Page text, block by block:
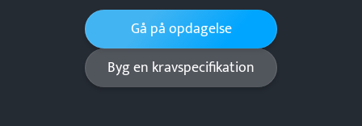
Gå på opdagelse
Byg en kravspecifikation